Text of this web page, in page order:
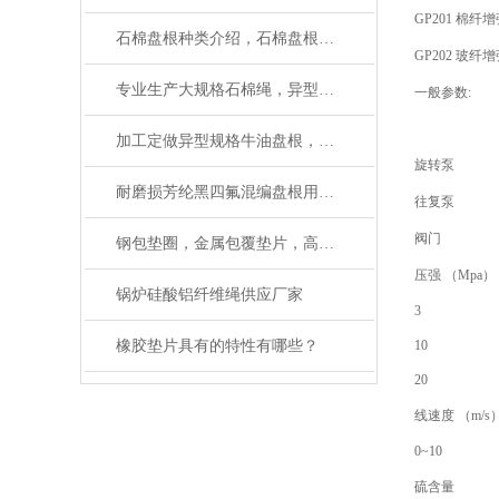
石棉盘根种类介绍，石棉盘根性能作用
专业生产大规格石棉绳，异型规格石棉绳厂家
加工定做异型规格牛油盘根，亚麻盘根生产厂家
耐磨损芳纶黑四氟混编盘根用途与作用
钢包垫圈，金属包覆垫片，高强垫片应用性能
锅炉硅酸铝纤维绳供应厂家
橡胶垫片具有的特性有哪些？
GP201 棉纤
GP202 玻纤
一般参数:
旋转泵
往复泵
阀门
压强 （Mpa）
3
10
20
线速度 （m/s）
0~10
硫含量